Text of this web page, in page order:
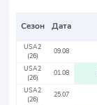
Сезон Дата
USA2
(26)
09.08
USA2
(26)
01.08
USA2
(26)
25.07